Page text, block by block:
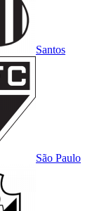
Santos
São Paulo